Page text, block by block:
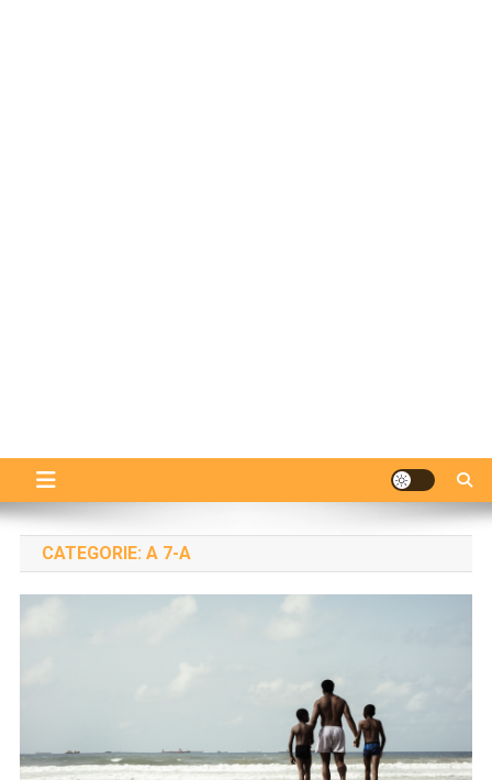
CATEGORIE: A 7-A